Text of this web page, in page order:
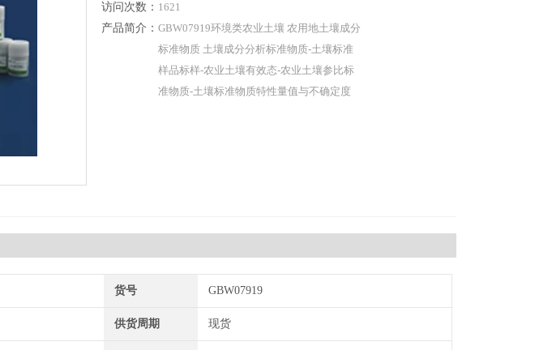
访问次数： 1621
产品简介： GBW07919环境类农业土壤 农用地土壤成分
标准物质 土壤成分分析标准物质-土壤标准
样品标样-农业土壤有效态-农业土壤参比标
准物质-土壤标准物质特性量值与不确定度
货号 GBW07919
供货周期 现货